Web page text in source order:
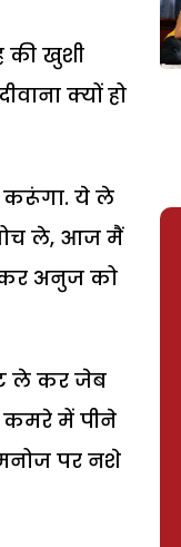
की खुशी
क्यों हो
करूंगा. ये ले
ले, आज मैं
कर अनुज को
ले कर जेब
कमरे में पीने
पर नशे